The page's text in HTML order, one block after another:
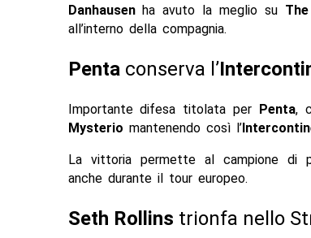
Danhausenha avuto la meglio su
all’interno della compagnia.
Pentaconserva l’
Importante difesa titolata per Penta,
Mysterio mantenendo così l’
La vittoria permette al campione di
anche durante il tour europeo.
Seth Rollins trionfa nello